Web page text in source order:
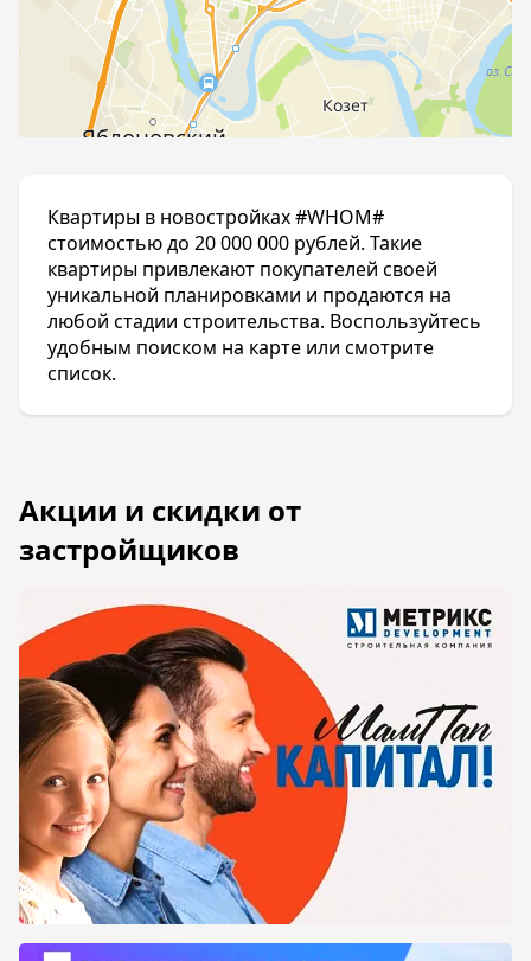
Квартиры в новостройках #WHOM#
стоимостью до 20 000 000 рублей. Такие
квартиры привлекают покупателей своей
уникальной планировками и продаются на
любой стадии строительства. Воспользуйтесь
удобным поиском на карте или смотрите
список.